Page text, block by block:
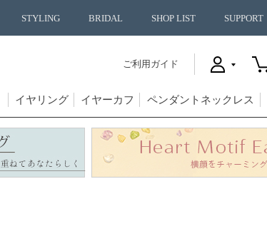
STYLING BRIDAL SHOP LIST SUPPORT
ご利用ガイド
イヤリング イヤーカフ ペンダントネックレス